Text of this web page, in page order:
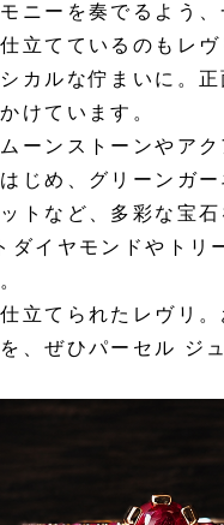
ニーを奏でるよう
立てているのもレ
カルな佇まいに。
けています。
ーンストーンやア
じめ、グリーンガ
トなど、多彩な宝
ダイヤモンドやトリ
立てられたレヴリ
、ぜひパーセル ジ